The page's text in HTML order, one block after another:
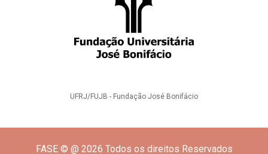
UFRJ/FUJB - Fundação José Bonifácio
FASE © @ 2026 Todos os direitos Reservados